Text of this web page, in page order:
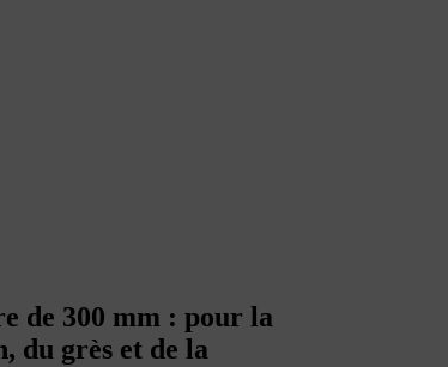
de 300 mm : pour la
du grès et de la